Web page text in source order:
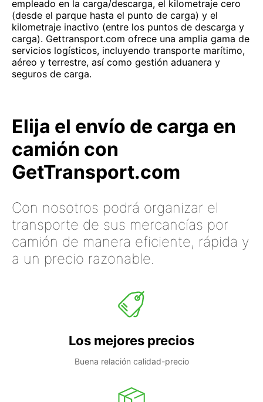
empleado en la carga/descarga, el kilometraje cero
(desde el parque hasta el punto de carga) y el
kilometraje inactivo (entre los puntos de descarga y
carga). Gettransport.com ofrece una amplia gama de
servicios logísticos, incluyendo transporte marítimo,
aéreo y terrestre, así como gestión aduanera y
seguros de carga.
Elija el envío de carga en
camión con
GetTransport.com
Con nosotros podrá organizar el
transporte de sus mercancías por
camión de manera eficiente, rápida y
a un precio razonable.
Los mejores precios
Buena relación calidad-precio